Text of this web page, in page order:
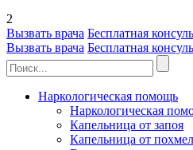
2
Вызвать врача Бесплатная
Вызвать врача Бесплатная
Наркологическая помощь
Наркологическая
Капельница от запоя
Капельница от